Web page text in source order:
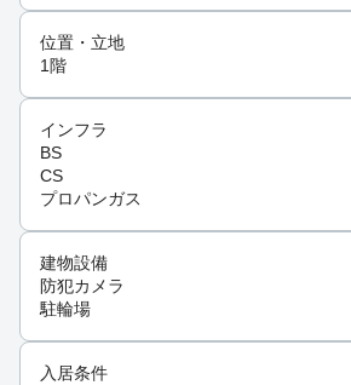
位置・立地
1階
インフラ
BS
CS
プロパンガス
建物設備
防犯カメラ
駐輪場
入居条件